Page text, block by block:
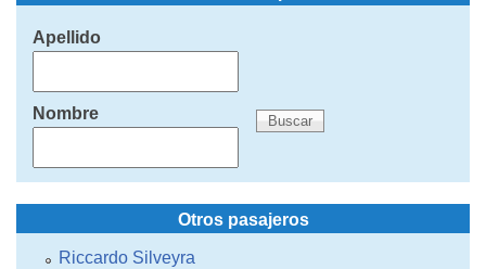
Apellido
Nombre
Otros pasajeros
Riccardo Silveyra